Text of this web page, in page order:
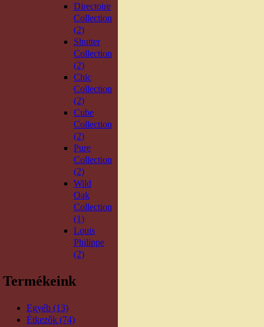
Directoire
Collection
(2)
Shutter
Collection
(2)
Chic
Collection
(2)
Cube
Collection
(2)
Pure
Collection
(2)
Wild
Oak
Collection
(1)
Louis
Philippe
(2)
Termékeink
Egyéb (13)
Étkezők (74)